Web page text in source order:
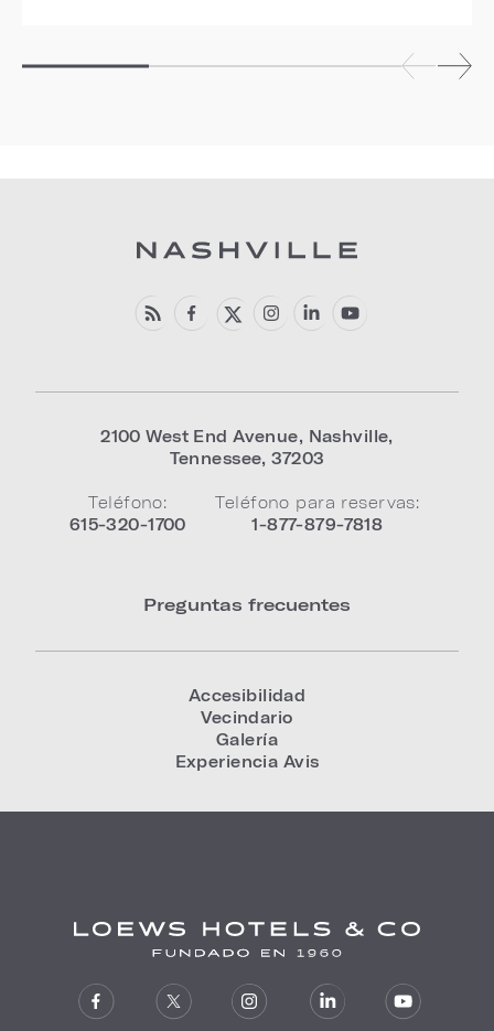
2100 West End Avenue, Nashville,
Tennessee,37203
Teléfono:
615-320-1700
Teléfono para reservas:
1-877-879-7818
Preguntas frecuentes
Accesibilidad
Vecindario
Galería
Experiencia Avis